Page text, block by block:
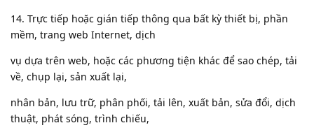
14. Trực tiếp hoặc gián tiếp thông qua bất kỳ thiết bị, phần
mềm, trang web Internet, dịch
vụ dựa trên web, hoặc các phương tiện khác để sao chép, tải
về, chụp lại, sản xuất lại,
nhân bản, lưu trữ, phân phối, tải lên, xuất bản, sửa đổi, dịch
thuật, phát sóng, trình chiếu,